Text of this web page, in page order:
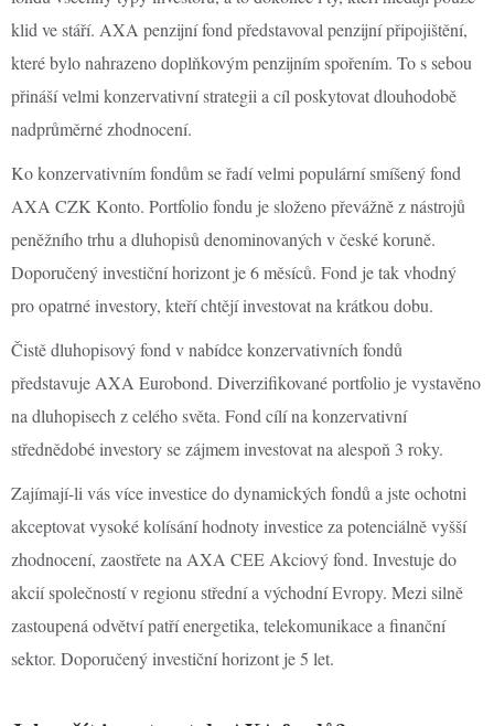
klid ve stáří. AXA penzijní fond představoval penzijní připojištění,
které bylo nahrazeno doplňkovým penzijním spořením. To s sebou
přináší velmi konzervativní strategii a cíl poskytovat dlouhodobě
nadprůměrné zhodnocení.
Ko konzervativním fondům se řadí velmi populární smíšený fond
AXA CZK Konto. Portfolio fondu je složeno převážně z nástrojů
peněžního trhu a dluhopisů denominovaných v české koruně.
Doporučený investiční horizont je 6 měsíců. Fond je tak vhodný
pro opatrné investory, kteří chtějí investovat na krátkou dobu.
Čistě dluhopisový fond v nabídce konzervativních fondů
představuje AXA Eurobond. Diverzifikované portfolio je vystavěno
na dluhopisech z celého světa. Fond cílí na konzervativní
střednědobé investory se zájmem investovat na alespoň 3 roky.
Zajímají-li vás více investice do dynamických fondů a jste ochotni
akceptovat vysoké kolísání hodnoty investice za potenciálně vyšší
zhodnocení, zaostřete na AXA CEE Akciový fond. Investuje do
akcií společností v regionu střední a východní Evropy. Mezi silně
zastoupená odvětví patří energetika, telekomunikace a finanční
sektor. Doporučený investiční horizont je 5 let.